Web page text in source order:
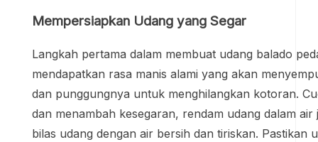
Mempersiapkan Udang yang Segar
Langkah pertama dalam membuat udang balado
mendapatkan rasa manis alami yang akan
dan punggungnya untuk menghilangkan kotoran.
dan menambah kesegaran, rendam udang dalam
bilas udang dengan air bersih dan tiriskan.